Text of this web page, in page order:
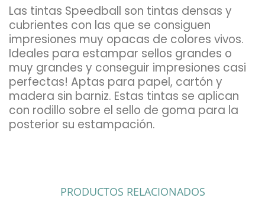
Las tintas Speedball son tintas densas y
cubrientes con las que se consiguen
impresiones muy opacas de colores vivos.
Ideales para estampar sellos grandes o
muy grandes y conseguir impresiones casi
perfectas! Aptas para papel, cartón y
madera sin barniz. Estas tintas se aplican
con rodillo sobre el sello de goma para la
posterior su estampación.
PRODUCTOS RELACIONADOS